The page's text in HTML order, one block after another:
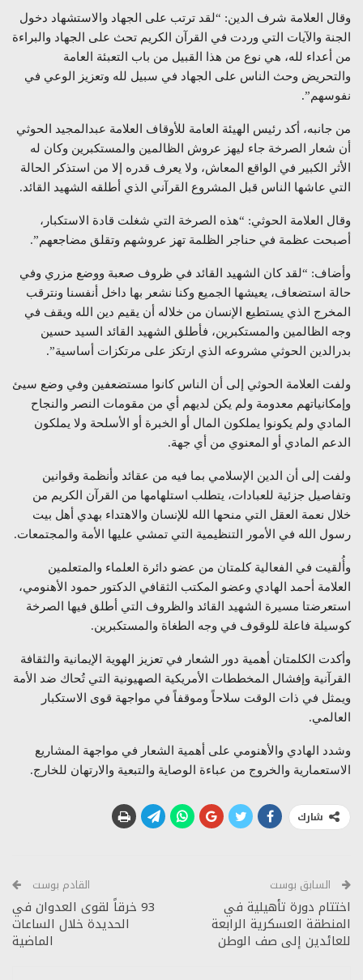
وقال العلامة شرف الدين: “لقد ترتب على الجهاد والاستشهاد دخول
الجنة والآيات التي وردت في القرآن الكريم تحث على الجهاد والبراءة
من أعداء لله، هي نوع من هذا القبيل من باب التعبئة العامة
والتحريض وحث الناس على الجهاد في سبيل لله وتعزيز الوعي في
نفوسهم”.
من جانبه، أكد رئيس الهيئة العامة للأوقاف العلامة عبدالمجيد الحوثي
أن شعار الصرخة جاء ليهز عروش الظالمين والمستكبرين وكان له
الأثر الكبير في الواقع المعاش، ولا يعرف قدره إلا من استذكر الحالة
التي عاشها الناس قبل المشروع القرآني الذي أطلقه الشهيد القائد.
وقال العلامة الحوثي: “هذه الصرخة التي شغلت قادة الاستكبار،
أصبحت عظمة في حناجر الظلمة تهز عروشهم وتقلق مضاجعهم”.
وأضاف: “لقد كان الشهيد القائد في ظروف صعبة ووضع مزري وفي
حالة استضعاف، يعيشها الجميع وكنا نشعر بها داخل أنفسنا ونترقب
المخرج الذي يستطيع الإنسان من خلاله أن يقيم دين الله ويقف في
وجه الظالمين والمستكبرين، فأطلق الشهيد القائد السيد حسين
بدرالدين الحوثي مشروعه الذي ارتكز على مرتكزات أساسية”.
ولفت العلامة الحوثي إلى أن الناس كانوا مستضعفين وفي وضع سيئ
وإمكانياتهم معدومة ولم يكن لديهم أي من مقومات النصر والنجاح
المادي ولم يكونوا يملكون المال أو الخبرة أو الأسلحة ولا يملكون
الدعم المادي أو المعنوي من أي جهة.
ولفت إلى أن الدين الإسلامي بما فيه من عقائد وأنظمة وقوانين
وتفاصيل جزئية للعبادات، يتطلب استلهامها من القرآن الكريم من
خلال نعمة العقل التي منحها الله للإنسان والاهتداء بهدي أهل بيت
رسول الله في الأمور التنظيمية التي تمشي عليها الأمة والمجتمعات.
وأُلقيت في الفعالية كلمتان من عضو دائرة العلماء والمتعلمين
العلامة أحمد الهادي وعضو المكتب الثقافي الدكتور حمود الأهنومي،
استعرضتا مسيرة الشهيد القائد والظروف التي أطلق فيها الصرخة
كوسيلة فاعلة للوقوف في وجه الطغاة والمستكبرين.
وأكدت الكلمتان أهمية دور الشعار في تعزيز الهوية الإيمانية والثقافة
القرآنية وإفشال المخططات الأمريكية الصهيونية التي تُحاك ضد الأمة
ويمثل في ذات الوقت سلاحاً وموقفاً في مواجهة قوى الاستكبار
العالمي.
وشدد الهادي والأهنومي على أهمية الشعار في مواجهة المشاريع
الاستعمارية والخروج من عباءة الوصاية والتبعية والارتهان للخارج.
شارك
السابق بوست
اختتام دورة تأهيلية في
المنطقة العسكرية الرابعة
للعائدين إلى صف الوطن
القادم بوست
93 خرقاً لقوى العدوان في
الحديدة خلال الساعات
الماضية